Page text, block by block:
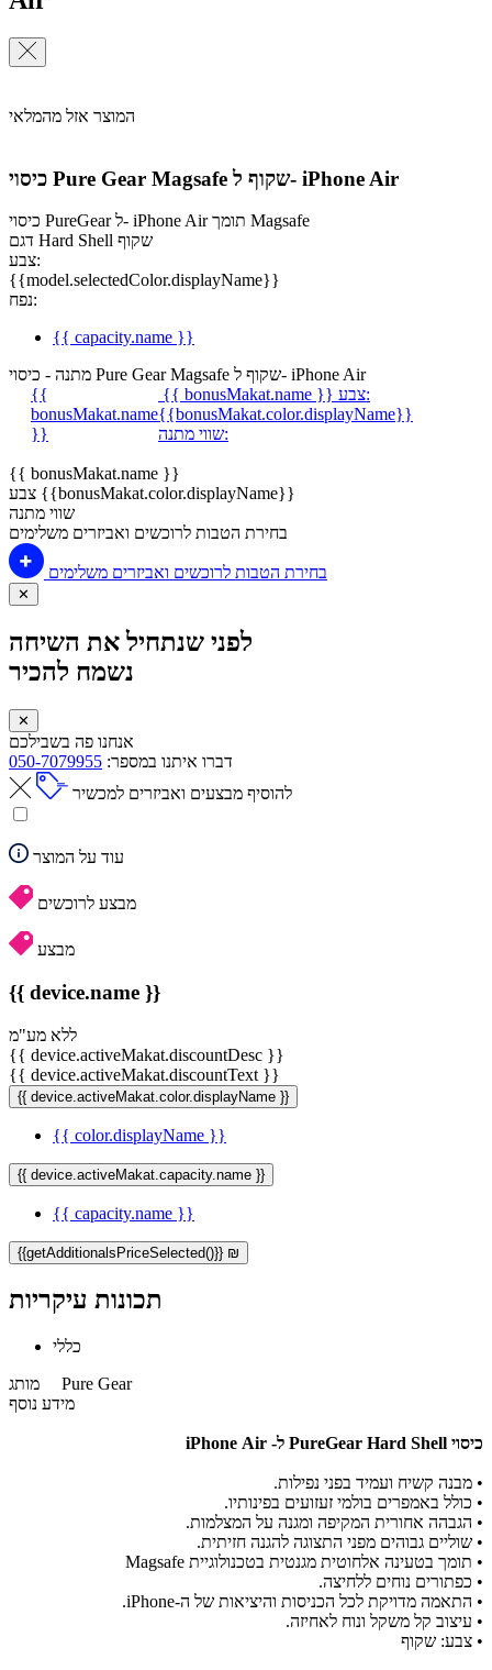
המוצר אזל מהמלאי
כיסוי Pure Gear Magsafe שקוף ל- iPhone Air
כיסוי PureGear ל- iPhone Air תומך Magsafe
דגם Hard Shell שקוף
צבע:
{{model.selectedColor.displayName}}
נפח:
{{ capacity.name }}
מתנה - כיסוי Pure Gear Magsafe שקוף ל- iPhone Air
{{
bonusMakat.name
}}
{{ bonusMakat.name }}
צבע:
{{bonusMakat.color.displayName}}
שווי מתנה:
{{ bonusMakat.name }}
צבע {{bonusMakat.color.displayName}}
שווי מתנה
בחירת הטבות לרוכשים ואביזרים משלימים
בחירת הטבות לרוכשים ואביזרים משלימים
✕
לפני שנתחיל את השיחה
נשמח להכיר
✕
אנחנו פה בשבילכם
דברו איתנו במספר: 050-7079955
להוסיף מבצעים ואביזרים למכשיר
עוד על המוצר
מבצע לרוכשים
מבצע
{{ device.name }}
ללא מע"מ
{{ device.activeMakat.discountDesc }}
{{ device.activeMakat.discountText }}
{{ device.activeMakat.color.displayName }}
{{ color.displayName }}
{{ device.activeMakat.capacity.name }}
{{ capacity.name }}
{{getAdditionalsPriceSelected()}} ₪
תכונות עיקריות
כללי
מותג Pure Gear
מידע נוסף
כיסוי PureGear Hard Shell ל- iPhone Air
• מבנה קשיח ועמיד בפני נפילות.
• כולל באמפרים בולמי זעזועים בפינותיו.
• הגבהה אחורית המקיפה ומגנה על המצלמות.
• שוליים גבוהים מפני התצוגה להגנה חזיתית.
• תומך בטעינה אלחוטית מגנטית בטכנולוגיית Magsafe
• כפתורים נוחים ללחיצה.
• התאמה מדויקת לכל הכניסות והיציאות של ה-iPhone.
• עיצוב קל משקל ונוח לאחיזה.
• צבע: שקוף